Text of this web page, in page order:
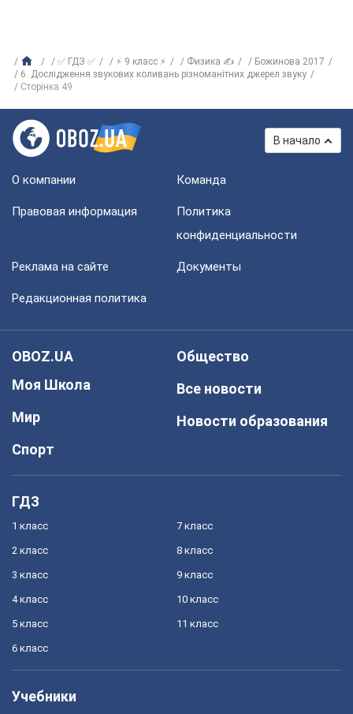
✅ ГДЗ ✅ ⚡ 9 класс ⚡ Физика ✍
Божинова 2017
6. Дослідження звукових коливань різноманітних джерел звуку
Сторінка 49
В начало
О компании Команда
Правовая информация
Политика
конфиденциальности
Реклама на сайте Документы
Редакционная политика
OBOZ.UA
Моя Школа
Мир
Спорт
Общество
Все новости
Новости образования
ГДЗ
1 класс
2 класс
3 класс
4 класс
5 класс
6 класс
7 класс
8 класс
9 класс
10 класс
11 класс
Учебники